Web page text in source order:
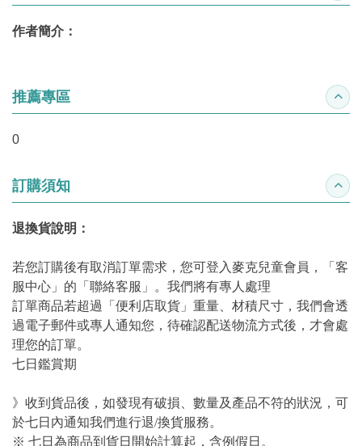
作者簡介：
推薦專區 收合
0
訂購須知 收合
退換貨說明：
若您訂購後有取消訂單需求，您可登入麥克兒童會員，「客
服中心」的「聯絡客服」。我們將有專人處理
訂單商品若超過「便利店取貨」重量、材積尺寸，我們會透
過電子郵件或專人通知您，待確認配送物流方式後，才會處
理您的訂單。
七日鑑賞期
》收到貨品後，如發現有破損、數量及產品不符的狀況，可
於七日內通知我們進行退/換貨服務。
※ 七日為商品到貨日開始計算起，含例假日。